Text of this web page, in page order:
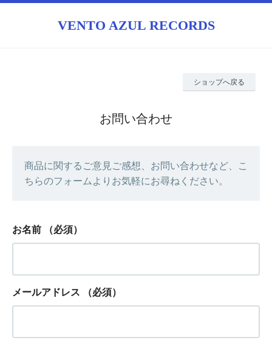
VENTO AZUL RECORDS
ショップへ戻る
お問い合わせ
商品に関するご意見ご感想、お問い合わせなど、こ
ちらのフォームよりお気軽にお尋ねください。
お名前 （必須）
メールアドレス （必須）